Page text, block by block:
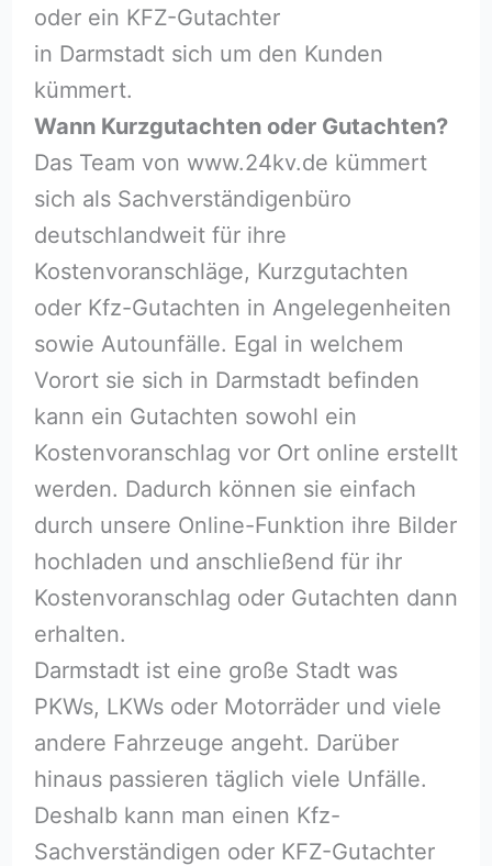
oder ein KFZ-Gutachter
in Darmstadt sich um den Kunden
kümmert.
Wann Kurzgutachten oder Gutachten?
Das Team von www.24kv.de kümmert
sich als Sachverständigenbüro
deutschlandweit für ihre
Kostenvoranschläge, Kurzgutachten
oder Kfz-Gutachten in Angelegenheiten
sowie Autounfälle. Egal in welchem
Vorort sie sich in Darmstadt befinden
kann ein Gutachten sowohl ein
Kostenvoranschlag vor Ort online erstellt
werden. Dadurch können sie einfach
durch unsere Online-Funktion ihre Bilder
hochladen und anschließend für ihr
Kostenvoranschlag oder Gutachten dann
erhalten.
Darmstadt ist eine große Stadt was
PKWs, LKWs oder Motorräder und viele
andere Fahrzeuge angeht. Darüber
hinaus passieren täglich viele Unfälle.
Deshalb kann man einen Kfz-
Sachverständigen oder KFZ-Gutachter